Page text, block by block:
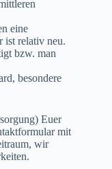
eine
ist relativ neu.
bzw. man
besondere
Euer
mit
wir